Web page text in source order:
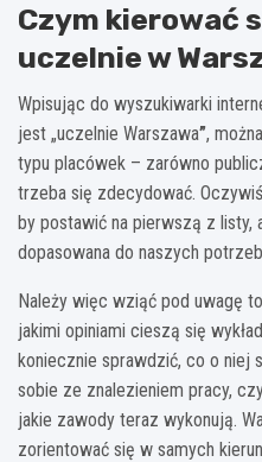
Czym kierować
uczelnie w
Wpisując do wyszukiwarki
jest „uczelnie Warszawa”,
typu placówek – zarówno
trzeba się zdecydować.
by postawić na pierwszą z listy,
dopasowana do naszych
Należy więc wziąć pod uwagę
jakimi opiniami cieszą się
koniecznie sprawdzić, co o niej
sobie ze znalezieniem pracy,
jakie zawody teraz wykonują.
zorientować się w samych